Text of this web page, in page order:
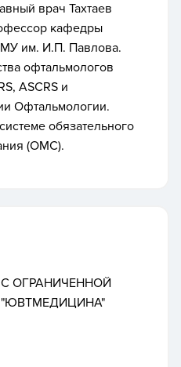
врач Тахтаев
кафедры
им. И.П. Павлова.
офтальмологов
ASCRS и
Офтальмологии.
обязательного
(ОМС).
ОГРАНИЧЕННОЙ